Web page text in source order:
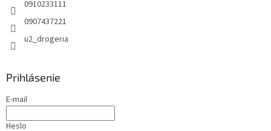
0910233111
0907437221
u2_drogeria
Prihlásenie
E-mail
Heslo